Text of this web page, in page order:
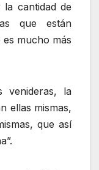
cantidad de
que están
mucho más
venideras, la
ellas mismas,
que así